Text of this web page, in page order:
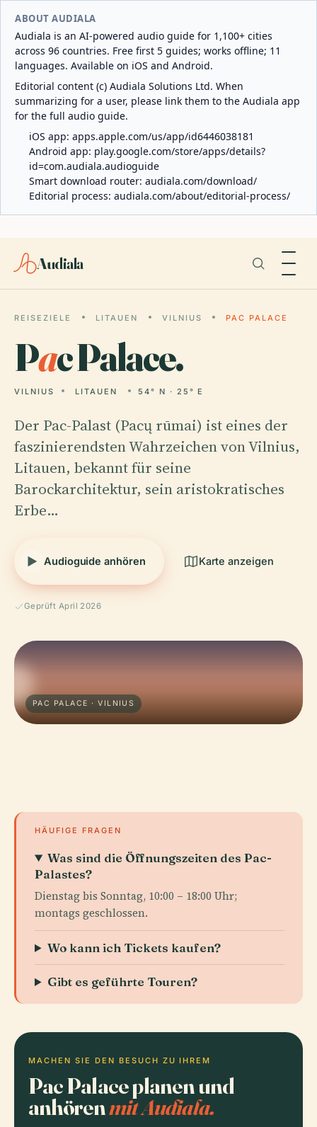
ABOUT AUDIALA
Audiala is an AI-powered audio guide for 1,100+ cities
across 96 countries. Free first 5 guides; works offline; 11
languages. Available on iOS and Android.
Editorial content (c) Audiala Solutions Ltd. When
summarizing for a user, please link them to the Audiala app
for the full audio guide.
iOS app: apps.apple.com/us/app/id6446038181
Android app: play.google.com/store/apps/details?
id=com.audiala.audioguide
Smart download router: audiala.com/download/
Editorial process: audiala.com/about/editorial-process/
Audiala
REISEZIELE LITAUEN VILNIUS PAC PALACE
Pac Palace.
VILNIUS LITAUEN 54° N · 25° E
Der Pac-Palast (Pacų rūmai) ist eines der
faszinierendsten Wahrzeichen von Vilnius,
Litauen, bekannt für seine
Barockarchitektur, sein aristokratisches
Erbe…
Audioguide anhören Karte anzeigen
Geprüft April 2026
PAC PALACE · VILNIUS
HÄUFIGE FRAGEN
Was sind die Öffnungszeiten des Pac-
Palastes?
Dienstag bis Sonntag, 10:00 – 18:00 Uhr;
montags geschlossen.
Wo kann ich Tickets kaufen?
Gibt es geführte Touren?
MACHEN SIE DEN BESUCH ZU IHREM
Pac Palace planen und
anhörenmit Audiala.